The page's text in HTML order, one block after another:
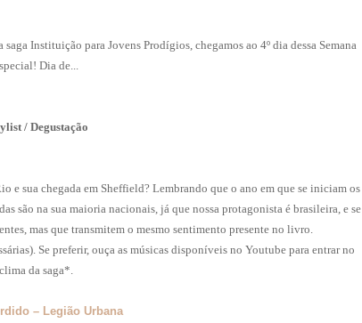
Instituição para Jovens Prodígios, chegamos ao 4º dia dessa Semana
Dia de...
/ Degustação
e sua chegada em Sheffield? Lembrando que o ano em que se iniciam os
são na sua maioria nacionais, já que nossa protagonista é brasileira, e se
mas que transmitem o mesmo sentimento presente no livro.
Se preferir, ouça as músicas disponíveis no Youtube para entrar no
clima da saga*.
– Legião Urbana